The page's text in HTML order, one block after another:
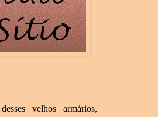
velhos armários,